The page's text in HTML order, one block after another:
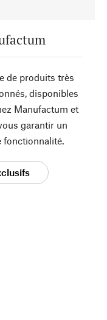
de produits très
disponibles
Manufactum et
garantir un
fonctionnalité.